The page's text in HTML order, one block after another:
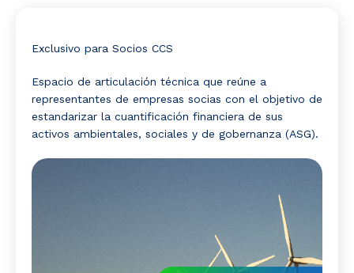
Exclusivo para Socios CCS
Espacio de articulación técnica que reúne a
representantes de empresas socias con el objetivo de
estandarizar la cuantificación financiera de sus
activos ambientales, sociales y de gobernanza (ASG).